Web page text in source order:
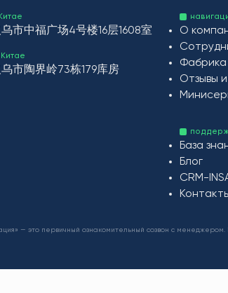
市中福广场4号楼16层1608室
市陶界岭73栋179库房
О
Фабрика
Отзывы
База
Блог
CRM-
— это первичный ознакомительный созвон с менеджером.